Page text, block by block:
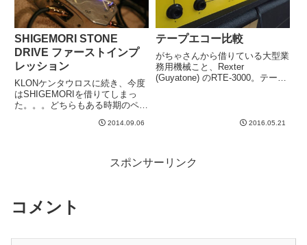
SHIGEMORI STONE
DRIVE ファーストインプ
レッション
KLONケンタウロスに続き、今度
はSHIGEMORIを借りてしまっ
た。。。どちらもある時期のペダ
ンドグラフ様もそうですね。
か。誰か教えてください...
2014.09.06
テープエコー比較
がちゃさんから借りている大型業
務用機械こと、Rexter
(Guyatone) のRTE-3000。テープ
う、なんかプロフェッショナル機
2016.05.21
スポンサーリンク
コメント